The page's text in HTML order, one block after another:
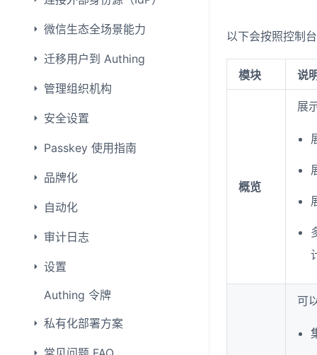
微信生态全场景能力
迁移用户到 Authing
管理组织机构
安全设置
Passkey 使用指南
品牌化
自动化
审计日志
设置
Authing 令牌
私有化部署方案
以下会按照控制
模块 说
概览
展
可